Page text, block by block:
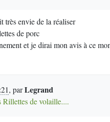
très envie de la réaliser
de porc
et je dirai mon avis à ce
, parLegrand
Rillettes de volaille....